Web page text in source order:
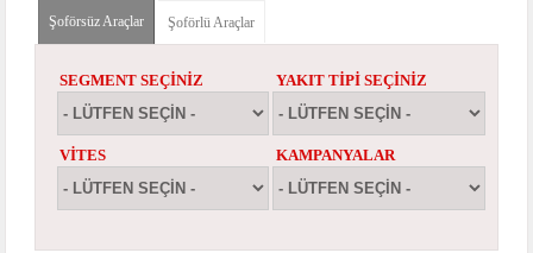
Şoförsüz Araçlar(etkin sekme)
Şoförlü Araçlar
SEGMENT SEÇINIZ YAKIT TIPI SEÇINIZ
VITES KAMPANYALAR